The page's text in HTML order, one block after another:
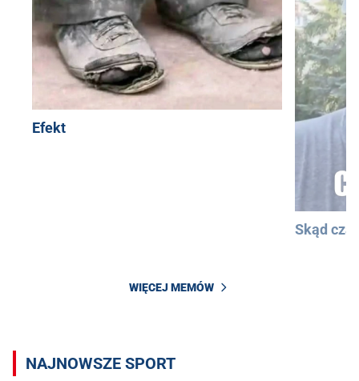
Efekt
Skąd
WIĘCEJ MEMÓW
NAJNOWSZE SPORT